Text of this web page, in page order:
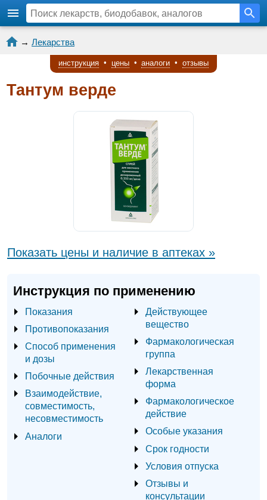
→ Лекарства
инструкция • цены • аналоги • отзывы
Тантум верде
Показать цены и наличие в аптеках »
Инструкция по применению
Показания
Противопоказания
Способ применения
и дозы
Побочные действия
Взаимодействие,
совместимость,
несовместимость
Аналоги
Действующее
вещество
Фармакологическая
группа
Лекарственная
форма
Фармакологическое
действие
Особые указания
Срок годности
Условия отпуска
Отзывы и
консультации